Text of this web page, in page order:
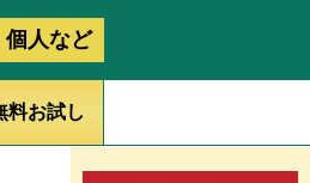
個人など
料お試し